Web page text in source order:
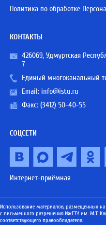
Политика по обработке
КОНТАКТЫ
426069, Удмуртская
7
Единый многоканальный
Email: info@istu.ru
Факс: (3412) 50-40-55
СОЦСЕТИ
Интернет-приёмная
Использование материалов, размещенных на
с письменного разрешения ИжГТУ им. М.Т.
соответствующего правообладателя.